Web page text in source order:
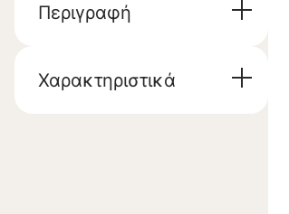
Περιγραφή
Χαρακτηριστικά